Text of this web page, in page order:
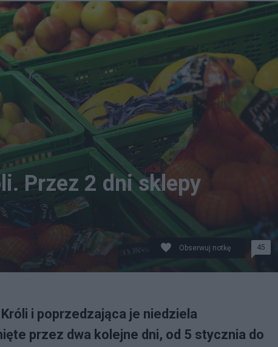
Przez 2 dni sklepy
Obserwuj notkę 45
i poprzedzająca je niedziela
przez dwa kolejne dni, od 5 stycznia do